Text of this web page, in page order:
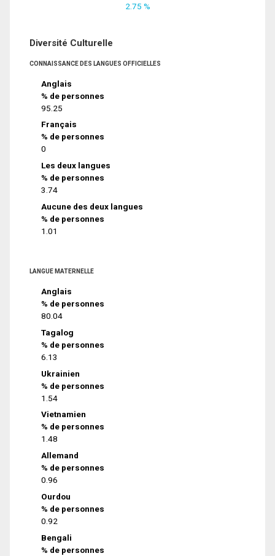
2.75 %
Diversité Culturelle
CONNAISSANCE DES LANGUES OFFICIELLES
Anglais
% de personnes
95.25
Français
% de personnes
0
Les deux langues
% de personnes
3.74
Aucune des deux langues
% de personnes
1.01
LANGUE MATERNELLE
Anglais
% de personnes
80.04
Tagalog
% de personnes
6.13
Ukrainien
% de personnes
1.54
Vietnamien
% de personnes
1.48
Allemand
% de personnes
0.96
Ourdou
% de personnes
0.92
Bengali
% de personnes